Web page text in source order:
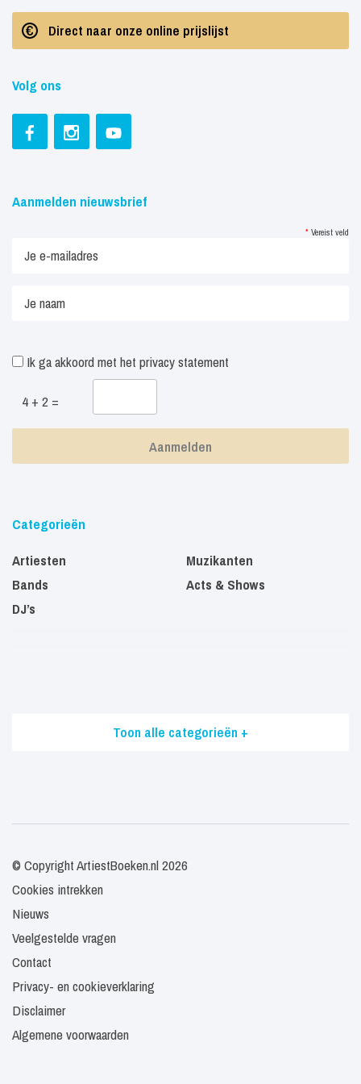
Direct naar onze online prijslijst
Volg ons
Aanmelden nieuwsbrief
* Vereist veld
Ik ga akkoord met het privacy statement
4 + 2 =
Categorieën
Artiesten
Bands
DJ’s
Muzikanten
Acts & Shows
Toon alle categorieën +
© Copyright ArtiestBoeken.nl 2026
Cookies intrekken
Nieuws
Veelgestelde vragen
Contact
Privacy- en cookieverklaring
Disclaimer
Algemene voorwaarden